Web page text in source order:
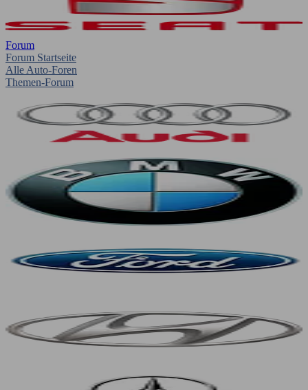
Forum
Forum Startseite
Alle Auto-Foren
Themen-Forum